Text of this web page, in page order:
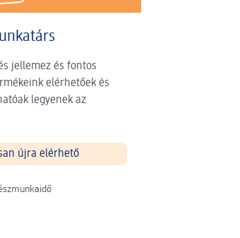
jellemez és fontos
elérhetőek és
legyenek az
újra elérhető